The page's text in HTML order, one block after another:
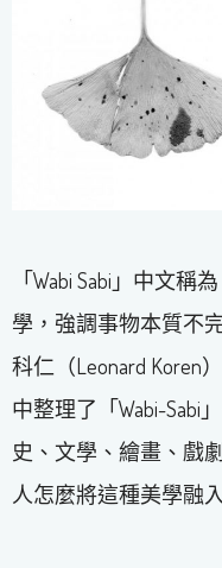
「Wabi Sabi」中文
學，強調事物本質不
科仁（Leonard Koren
中整理了「Wabi-Sabi
史、文學、繪畫、戲
人怎麼將這種美學融